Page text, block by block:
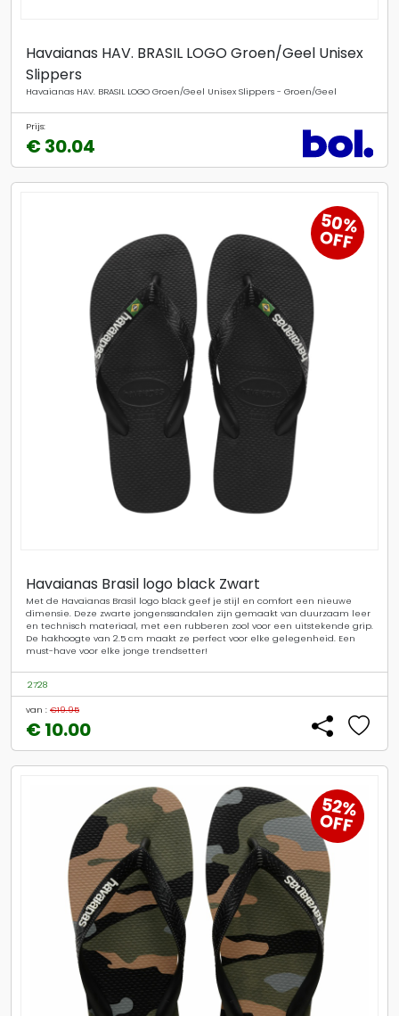
Havaianas HAV. BRASIL LOGO Groen/Geel Unisex
Slippers
Havaianas HAV. BRASIL LOGO Groen/Geel Unisex Slippers - Groen/Geel
Prijs:
€ 30.04
50%
OFF
Havaianas Brasil logo black Zwart
Met de Havaianas Brasil logo black geef je stijl en comfort een nieuwe
dimensie. Deze zwarte jongenssandalen zijn gemaakt van duurzaam leer
en technisch materiaal, met een rubberen zool voor een uitstekende grip.
De hakhoogte van 2.5 cm maakt ze perfect voor elke gelegenheid. Een
must-have voor elke jonge trendsetter!
2728
van : €19.95
€ 10.00
52%
OFF